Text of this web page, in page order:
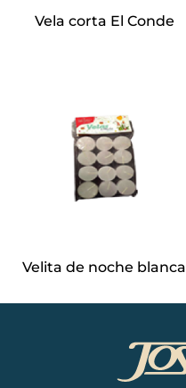
Vela corta El Conde
Velita de noche blanca